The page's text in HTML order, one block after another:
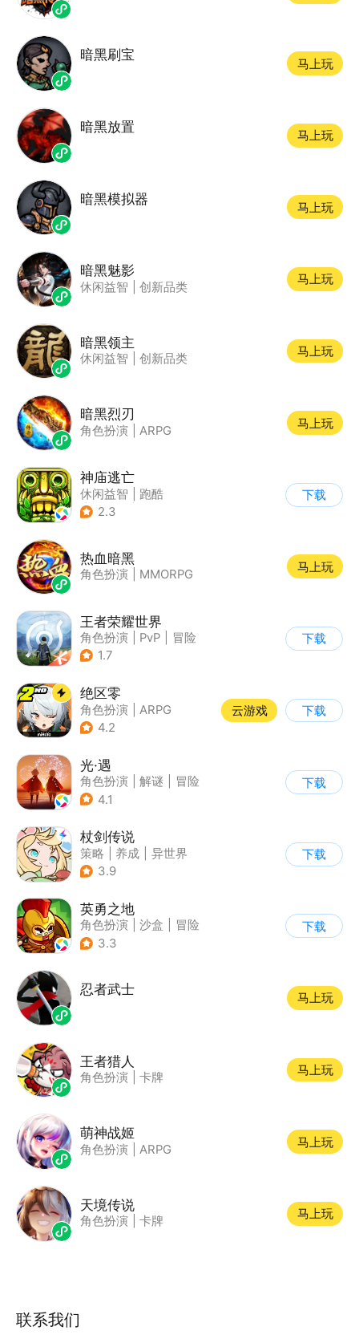
暗黑刷宝
马上玩
暗黑放置
马上玩
暗黑模拟器
马上玩
暗黑魅影
休闲益智 创新品类
马上玩
暗黑领主
休闲益智 创新品类
马上玩
暗黑烈刃
角色扮演 ARPG
马上玩
神庙逃亡
休闲益智
跑酷
| 欧美风
2.3
下载
热血暗黑
角色扮演 MMORPG
马上玩
王者荣耀世界
角色扮演 PvP
冒险
| 开放世界
1.7
下载
绝区零
角色扮演
ARPG
| 冒险
4.2
云游戏 下载
光·遇
角色扮演 解谜
冒险
| 开放世界
4.1
下载
杖剑传说
策略 养成
异世界
| 二次元
3.9
下载
英勇之地
角色扮演 沙盒
冒险
| steam游戏
3.3
下载
忍者武士
马上玩
王者猎人
角色扮演 卡牌
马上玩
萌神战姬
角色扮演 ARPG
马上玩
天境传说
角色扮演 卡牌
马上玩
联系我们